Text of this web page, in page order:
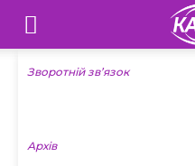
Телебачення
«Капрі»
Новини
Зворотній зв’язок
Архів